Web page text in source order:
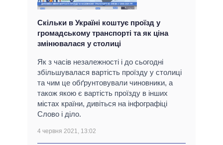
Скільки в Україні коштує проїзд у
громадському транспорті та як ціна
змінювалася у столиці
Як з часів незалежності і до сьогодні
збільшувалася вартість проїзду у столиці
та чим це обґрунтовували чиновники, а
також якою є вартість проїзду в інших
містах країни, дивіться на інфографіці
Слово і діло.
4 червня 2021, 13:02